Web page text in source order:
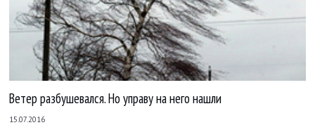
Ветер разбушевался. Но управу на него нашли
15.07.2016